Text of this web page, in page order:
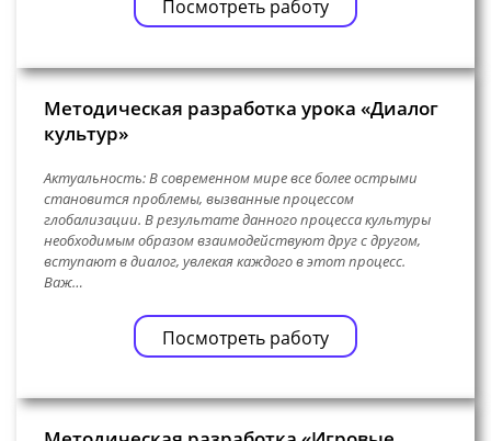
Посмотреть работу
Методическая разработка урока «Диалог
культур»
Актуальность: В современном мире все более острыми
становится проблемы, вызванные процессом
глобализации. В результате данного процесса культуры
необходимым образом взаимодействуют друг с другом,
вступают в диалог, увлекая каждого в этот процесс.
Важ…
Посмотреть работу